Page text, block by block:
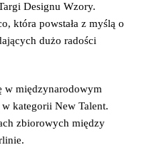
Designu Wzory.
która powstała z myślą o
dużo radości
w międzynarodowym
kategorii New Talent.
zbiorowych między